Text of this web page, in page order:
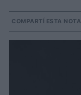
COMPARTÍ ESTA NOTA